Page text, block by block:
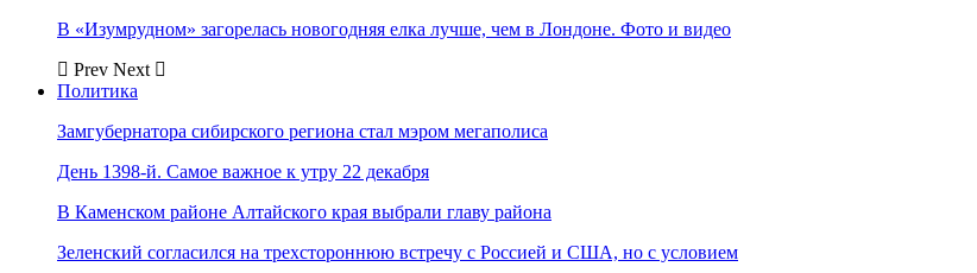
В «Изумрудном» загорелась новогодняя елка лучше, чем в Лондоне. Фото и видео
Prev Next
Политика
Замгубернатора сибирского региона стал мэром мегаполиса
День 1398-й. Самое важное к утру 22 декабря
В Каменском районе Алтайского края выбрали главу района
Зеленский согласился на трехстороннюю встречу с Россией и США, но с условием